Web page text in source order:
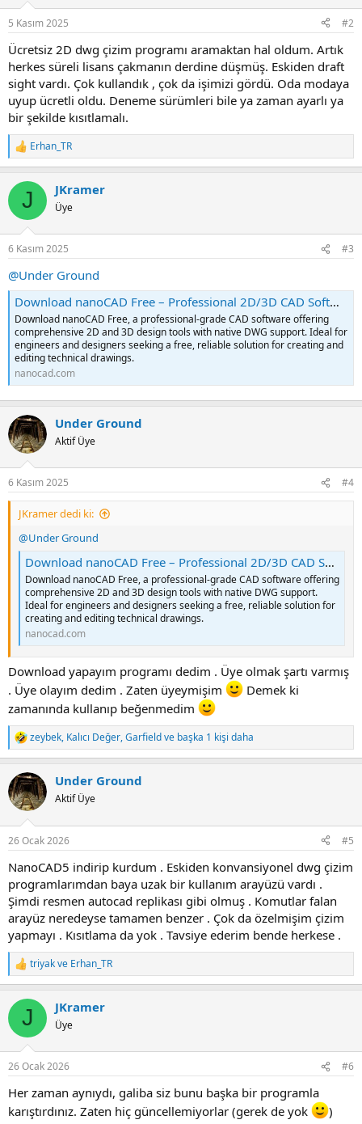
s
:
5 Kasım 2025 #2
Ücretsiz 2D dwg çizim programı aramaktan hal oldum. Artık
herkes süreli lisans çakmanın derdine düşmüş. Eskiden draft
sight vardı. Çok kullandık , çok da işimizi gördü. Oda modaya
uyup ücretli oldu. Deneme sürümleri bile ya zaman ayarlı ya
bir şekilde kısıtlamalı.
R
e
c
i
n
s
Erhan_TR
J JKramer
Üye
6 Kasım 2025 #3
@Under Ground
Download nanoCAD Free – Professional 2D/3D CAD Software at No Cost
Download nanoCAD Free, a professional-grade CAD software offering
comprehensive 2D and 3D design tools with native DWG support. Ideal for
engineers and designers seeking a free, reliable solution for creating and
editing technical drawings.
nanocad.com
Under Ground
Aktif Üye
6 Kasım 2025 #4
JKramer dedi ki:
@Under Ground
Download nanoCAD Free – Professional 2D/3D CAD Software at No Cost
Download nanoCAD Free, a professional-grade CAD software offering
comprehensive 2D and 3D design tools with native DWG support.
Ideal for engineers and designers seeking a free, reliable solution for
creating and editing technical drawings.
nanocad.com
Download yapayım programı dedim . Üye olmak şartı varmış
. Üye olayım dedim . Zaten üyeymişim
Demek ki
zamanında kullanıp beğenmedim
R
e
c
t
i
s
zeybek, Kalıcı Değer,Garfieldve başka 1 kişi daha
Under Ground
Aktif Üye
26 Ocak 2026 #5
NanoCAD5 indirip kurdum . Eskiden konvansiyonel dwg çizim
programlarımdan baya uzak bir kullanım arayüzü vardı .
Şimdi resmen autocad replikası gibi olmuş . Komutlar falan
arayüz neredeyse tamamen benzer . Çok da özelmişim çizim
yapmayı . Kısıtlama da yok . Tavsiye ederim bende herkese .
R
e
c
i
n
s
triyakve Erhan_TR
J JKramer
Üye
26 Ocak 2026 #6
Her zaman aynıydı, galiba siz bunu başka bir programla
karıştırdınız. Zaten hiç güncellemiyorlar (gerek de yok
)